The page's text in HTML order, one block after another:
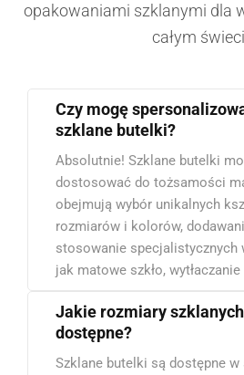
opakowaniami szklanymi dla
całym
Czy mogę
szklane butelki?
Absolutnie! Szklane butelki
dostosować do tożsamości
obejmują wybór unikalnych
rozmiarów i kolorów,
stosowanie specjalistycznych
jak matowe szkło,
Jakie rozmiary
dostępne?
Szklane butelki są dostępne